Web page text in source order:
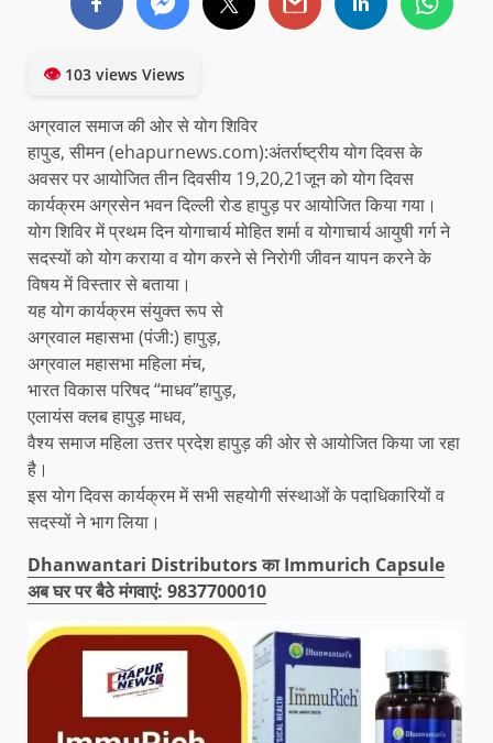
👁103 views Views
अग्रवाल समाज की ओर से योग शिविर
हापुड, सीमन (ehapurnews.com):अंतर्राष्ट्रीय योग दिवस के
अवसर पर आयोजित तीन दिवसीय 19,20,21जून को योग दिवस
कार्यक्रम अग्रसेन भवन दिल्ली रोड हापुड़ पर आयोजित किया गया।
योग शिविर में प्रथम दिन योगाचार्य मोहित शर्मा व योगाचार्य आयुषी गर्ग ने
सदस्यों को योग कराया व योग करने से निरोगी जीवन यापन करने के
विषय में विस्तार से बताया।
यह योग कार्यक्रम संयुक्त रूप से
अग्रवाल महासभा (पंजी:) हापुड़,
अग्रवाल महासभा महिला मंच,
भारत विकास परिषद “माधव”हापुड़,
एलायंस क्लब हापुड़ माधव,
वैश्य समाज महिला उत्तर प्रदेश हापुड़ की ओर से आयोजित किया जा रहा
है।
इस योग दिवस कार्यक्रम में सभी सहयोगी संस्थाओं के पदाधिकारियों व
सदस्यों ने भाग लिया।
Dhanwantari Distributors का Immurich Capsule
अब घर पर बैठे मंगवाएं: 9837700010